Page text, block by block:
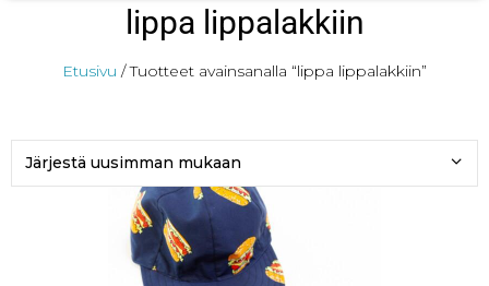
lippa lippalakkiin
Etusivu / Tuotteet avainsanalla “lippa lippalakkiin”